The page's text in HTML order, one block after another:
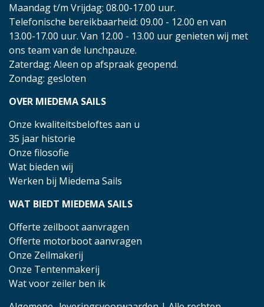
Maandag t/m Vrijdag: 08.00-17.00 uur.
Telefonische bereikbaarheid: 09.00 - 12.00 en van
13.00-17.00 uur. Van 12.00 - 13.00 uur genieten wij met
ons team van de lunchpauze.
Zaterdag: Aleen op afspraak geopend.
Zondag: gesloten
OVER MIEDEMA SAILS
Onze kwaliteitsbeloftes aan u
35 jaar historie
Onze filosofie
Wat bieden wij
Werken bij Miedema Sails
WAT BIEDT MIEDEMA SAILS
Offerte zeilboot aanvragen
Offerte motorboot aanvragen
Onze Zeilmakerij
Onze Tentenmakerij
Wat voor zeiler ben ik